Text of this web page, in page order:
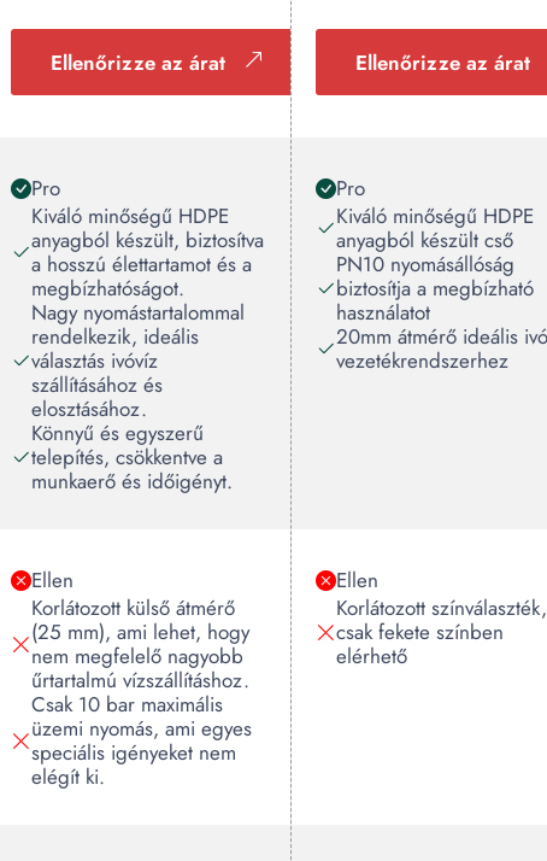
Ellenőrizze az árat
Pro
Kiváló minőségű HDPE
anyagból készült, biztosítva
a hosszú élettartamot és a
megbízhatóságot.
Nagy nyomástartalommal
rendelkezik, ideális
választás ivóvíz
szállításához és
elosztásához.
Könnyű és egyszerű
telepítés, csökkentve a
munkaerő és időigényt.
Ellen
Korlátozott külső átmérő
(25 mm), ami lehet, hogy
nem megfelelő nagyobb
űrtartalmú vízszállításhoz.
Csak 10 bar maximális
üzemi nyomás, ami egyes
speciális igényeket nem
elégít ki.
Ellenőrizze az árat
Pro
Kiváló minőségű HDPE
anyagból készült cső
PN10 nyomásállóság
biztosítja a megbízható
használatot
20mm átmérő ideális
vezetékrendszerhez
Ellen
Korlátozott színválaszték,
csak fekete színben
elérhető